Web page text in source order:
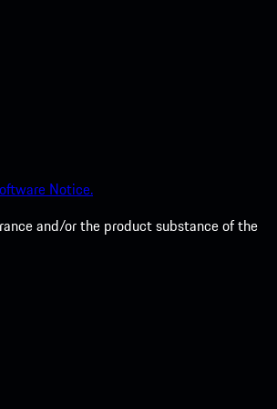
Notice.
and/or the product substance of the